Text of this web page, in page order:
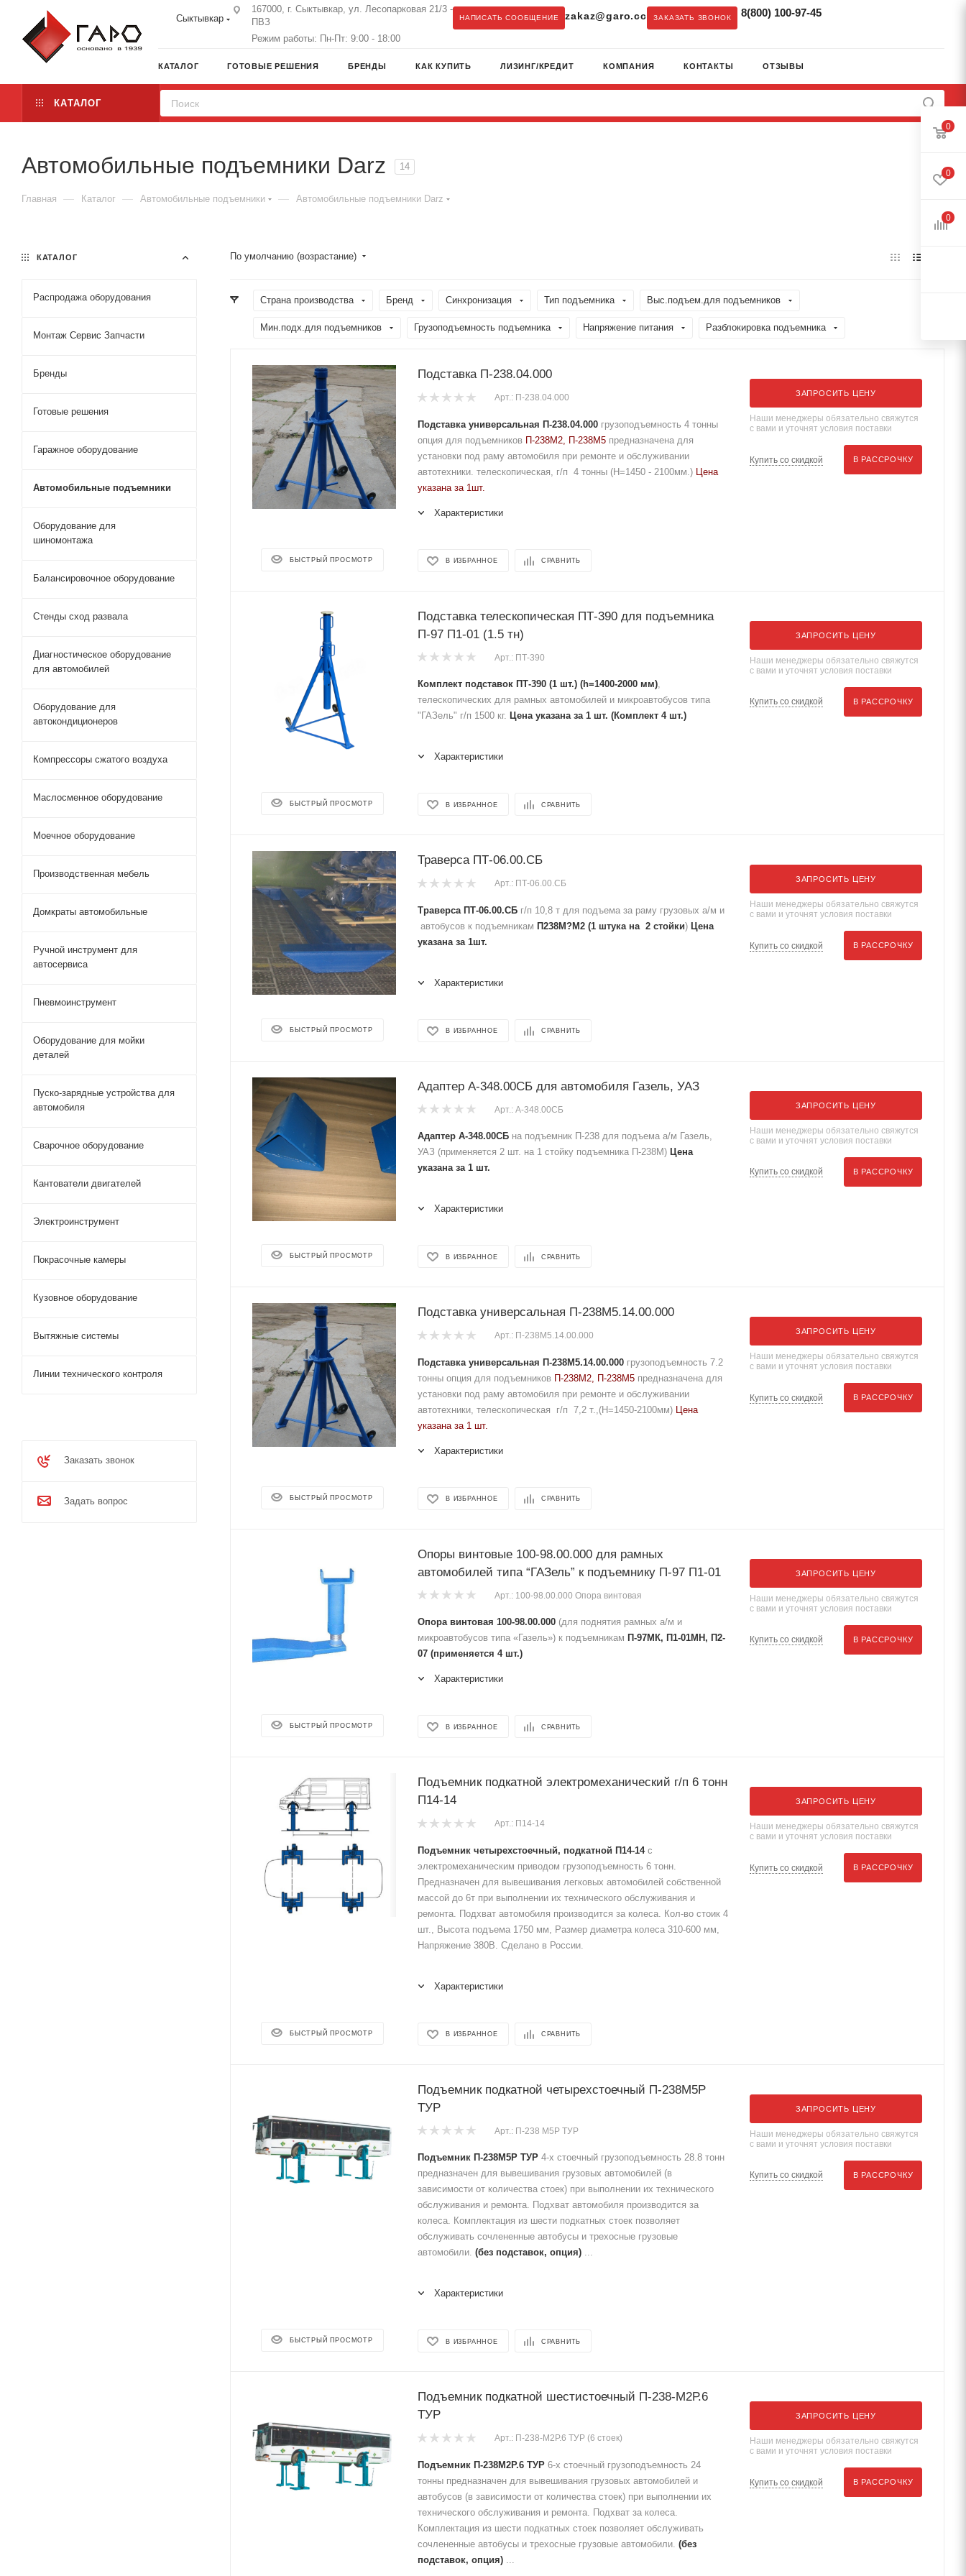
Сыктывкар
167000, г. Сыктывкар, ул. Лесопарковая 21/3 -
ПВЗ
Режим работы: Пн-Пт: 9:00 - 18:00
НАПИСАТЬ СООБЩЕНИЕ zakaz@garo.cc ЗАКАЗАТЬ ЗВОНОК 8(800) 100-97-45
КАТАЛОГ ГОТОВЫЕ РЕШЕНИЯ БРЕНДЫ КАК КУПИТЬ ЛИЗИНГ/КРЕДИТ КОМПАНИЯ КОНТАКТЫ ОТЗЫВЫ
КАТАЛОГ
Автомобильные подъемники Darz 14
Главная — Каталог — Автомобильные подъемники — Автомобильные подъемники Darz
По умолчанию (возрастание)
Страна производства Бренд Синхронизация Тип подъемника Выс.подъем.для подъемников
Мин.подх.для подъемников Грузоподъемность подъемника Напряжение питания Разблокировка подъемника
БЫСТРЫЙ ПРОСМОТР
Подставка П-238.04.000
Арт.: П-238.04.000
Подставка универсальная П-238.04.000 грузоподъемность 4 тонны
опция для подъемников П-238М2, П-238М5 предназначена для
установки под раму автомобиля при ремонте и обслуживании
автотехники. телескопическая, г/п 4 тонны (H=1450 - 2100мм.) Цена
указана за 1шт.
Характеристики
В ИЗБРАННОЕ СРАВНИТЬ
ЗАПРОСИТЬ ЦЕНУ
Наши менеджеры обязательно свяжутся
с вами и уточнят условия поставки
Купить со скидкой В РАССРОЧКУ
БЫСТРЫЙ ПРОСМОТР
Подставка телескопическая ПТ-390 для подъемника
П-97 П1-01 (1.5 тн)
Арт.: ПТ-390
Комплект подставок ПТ-390 (1 шт.) (h=1400-2000 мм),
телескопических для рамных автомобилей и микроавтобусов типа
"ГАЗель" г/п 1500 кг. Цена указана за 1 шт. (Комплект 4 шт.)
Характеристики
В ИЗБРАННОЕ СРАВНИТЬ
ЗАПРОСИТЬ ЦЕНУ
Наши менеджеры обязательно свяжутся
с вами и уточнят условия поставки
Купить со скидкой В РАССРОЧКУ
БЫСТРЫЙ ПРОСМОТР
Траверса ПТ-06.00.СБ
Арт.: ПТ-06.00.СБ
Траверса ПТ-06.00.СБ г/п 10,8 т для подъема за раму грузовых а/м и
автобусов к подъемникам П238М?М2 (1 штука на 2 стойки) Цена
указана за 1шт.
Характеристики
В ИЗБРАННОЕ СРАВНИТЬ
ЗАПРОСИТЬ ЦЕНУ
Наши менеджеры обязательно свяжутся
с вами и уточнят условия поставки
Купить со скидкой В РАССРОЧКУ
БЫСТРЫЙ ПРОСМОТР
Адаптер А-348.00СБ для автомобиля Газель, УАЗ
Арт.: А-348.00СБ
Адаптер А-348.00СБ на подъемник П-238 для подъема а/м Газель,
УАЗ (применяется 2 шт. на 1 стойку подъемника П-238М) Цена
указана за 1 шт.
Характеристики
В ИЗБРАННОЕ СРАВНИТЬ
ЗАПРОСИТЬ ЦЕНУ
Наши менеджеры обязательно свяжутся
с вами и уточнят условия поставки
Купить со скидкой В РАССРОЧКУ
БЫСТРЫЙ ПРОСМОТР
Подставка универсальная П-238М5.14.00.000
Арт.: П-238М5.14.00.000
Подставка универсальная П-238М5.14.00.000 грузоподъемность 7.2
тонны опция для подъемников П-238М2, П-238М5 предназначена для
установки под раму автомобиля при ремонте и обслуживании
автотехники, телескопическая г/п 7,2 т.,(H=1450-2100мм) Цена
указана за 1 шт.
Характеристики
В ИЗБРАННОЕ СРАВНИТЬ
ЗАПРОСИТЬ ЦЕНУ
Наши менеджеры обязательно свяжутся
с вами и уточнят условия поставки
Купить со скидкой В РАССРОЧКУ
БЫСТРЫЙ ПРОСМОТР
Опоры винтовые 100-98.00.000 для рамных
автомобилей типа “ГАЗель” к подъемнику П-97 П1-01
Арт.: 100-98.00.000 Опора винтовая
Опора винтовая 100-98.00.000 (для поднятия рамных а/м и
микроавтобусов типа «Газель») к подъемникам П-97МК, П1-01МН, П2-
07 (применяется 4 шт.)
Характеристики
В ИЗБРАННОЕ СРАВНИТЬ
ЗАПРОСИТЬ ЦЕНУ
Наши менеджеры обязательно свяжутся
с вами и уточнят условия поставки
Купить со скидкой В РАССРОЧКУ
БЫСТРЫЙ ПРОСМОТР
Подъемник подкатной электромеханический г/п 6 тонн
П14-14
Арт.: П14-14
Подъемник четырехстоечный, подкатной П14-14с
электромеханическим приводом грузоподъемность 6 тонн.
Предназначен для вывешивания легковых автомобилей собственной
массой до 6т при выполнении их технического обслуживания и
ремонта. Подхват автомобиля производится за колеса. Кол-во стоик 4
шт., Высота подъема 1750 мм, Размер диаметра колеса 310-600 мм,
Напряжение 380В. Сделано в России.
Характеристики
В ИЗБРАННОЕ СРАВНИТЬ
ЗАПРОСИТЬ ЦЕНУ
Наши менеджеры обязательно свяжутся
с вами и уточнят условия поставки
Купить со скидкой В РАССРОЧКУ
БЫСТРЫЙ ПРОСМОТР
Подъемник подкатной четырехстоечный П-238М5Р
ТУР
Арт.: П-238 М5Р ТУР
Подъемник П-238М5Р ТУР 4-х стоечный грузоподъемность 28.8 тонн
предназначен для вывешивания грузовых автомобилей (в
зависимости от количества стоек) при выполнении их технического
обслуживания и ремонта. Подхват автомобиля производится за
колеса. Комплектация из шести подкатных стоек позволяет
обслуживать сочлененные автобусы и трехосные грузовые
автомобили. (без подставок, опция) ...
Характеристики
В ИЗБРАННОЕ СРАВНИТЬ
ЗАПРОСИТЬ ЦЕНУ
Наши менеджеры обязательно свяжутся
с вами и уточнят условия поставки
Купить со скидкой В РАССРОЧКУ
Подъемник подкатной шестистоечный П-238-М2Р.6
ТУР
Арт.: П-238-М2Р.6 ТУР (6 стоек)
Подъемник П-238М2Р.6 ТУР 6-х стоечный грузоподъемность 24
тонны предназначен для вывешивания грузовых автомобилей и
автобусов (в зависимости от количества стоек) при выполнении их
технического обслуживания и ремонта. Подхват за колеса.
Комплектация из шести подкатных стоек позволяет обслуживать
сочлененные автобусы и трехосные грузовые автомобили. (без
подставок, опция)
ЗАПРОСИТЬ ЦЕНУ
Наши менеджеры обязательно свяжутся
с вами и уточнят условия поставки
Купить со скидкой В РАССРОЧКУ
КАТАЛОГ
Распродажа оборудования
Монтаж Сервис Запчасти
Бренды
Готовые решения
Гаражное оборудование
Автомобильные подъемники
Оборудование для
шиномонтажа
Балансировочное оборудование
Стенды сход развала
Диагностическое оборудование
для автомобилей
Оборудование для
автокондиционеров
Компрессоры сжатого воздуха
Маслосменное оборудование
Моечное оборудование
Производственная мебель
Домкраты автомобильные
Ручной инструмент для
автосервиса
Пневмоинструмент
Оборудование для мойки
деталей
Пуско-зарядные устройства для
автомобиля
Сварочное оборудование
Кантователи двигателей
Электроинструмент
Покрасочные камеры
Кузовное оборудование
Вытяжные системы
Линии технического контроля
Заказать звонок
Задать вопрос
0
0
0